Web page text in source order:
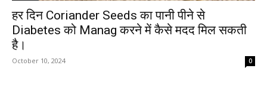
हर दिन Coriander Seeds का पानी पीने से
Diabetes को Manag करने में कैसे मदद मिल सकती
है।
October 10, 2024 0